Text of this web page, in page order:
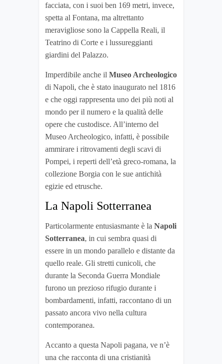
facciata, con i suoi ben 169 metri, invece,
spetta al Fontana, ma altrettanto
meravigliose sono la Cappella Reali, il
Teatrino di Corte e i lussureggianti
giardini del Palazzo.
Imperdibile anche il Museo Archeologico
di Napoli, che è stato inaugurato nel 1816
e che oggi rappresenta uno dei più noti al
mondo per il numero e la qualità delle
opere che custodisce. All’interno del
Museo Archeologico, infatti, è possibile
ammirare i ritrovamenti degli scavi di
Pompei, i reperti dell’età greco-romana, la
collezione Borgia con le sue antichità
egizie ed etrusche.
La Napoli Sotterranea
Particolarmente entusiasmante è la Napoli
Sotterranea, in cui sembra quasi di
essere in un mondo parallelo e distante da
quello reale. Gli stretti cunicoli, che
durante la Seconda Guerra Mondiale
furono un prezioso rifugio durante i
bombardamenti, infatti, raccontano di un
passato ancora vivo nella cultura
contemporanea.
Accanto a questa Napoli pagana, ve n’è
una che racconta di una cristianità